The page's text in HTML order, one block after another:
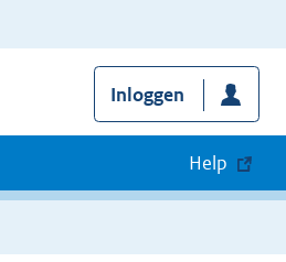
Inloggen
Help